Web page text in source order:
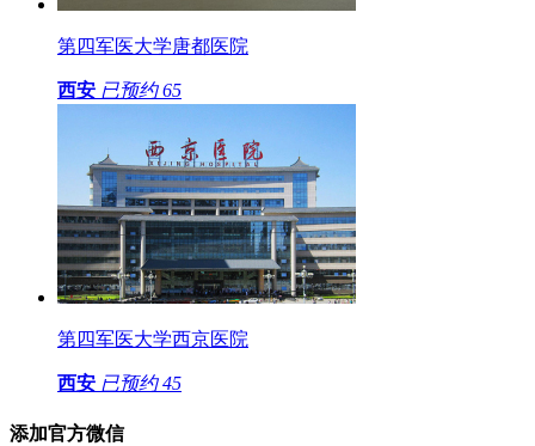
第四军医大学唐都医院
西安 已预约 65
第四军医大学西京医院
西安 已预约 45
添加官方微信